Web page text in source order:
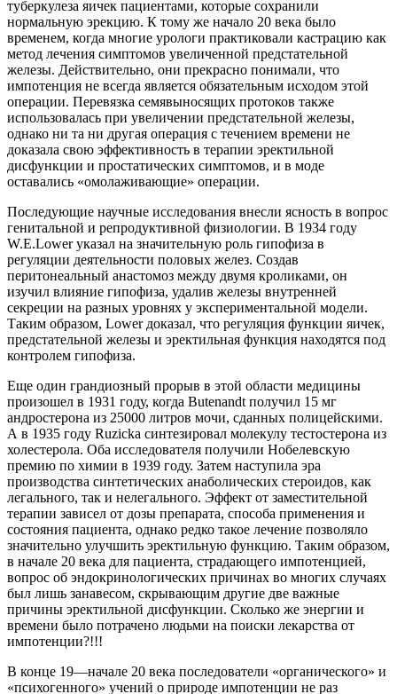
туберкулеза яичек пациентами, которые сохранили
нормальную эрекцию. К тому же начало 20 века было
временем, когда многие урологи практиковали кастрацию как
метод лечения симптомов увеличенной предстательной
железы. Действительно, они прекрасно понимали, что
импотенция не всегда является обязательным исходом этой
операции. Перевязка семявыносящих протоков также
использовалась при увеличении предстательной железы,
однако ни та ни другая операция с течением времени не
доказала свою эффективность в терапии эректильной
дисфункции и простатических симптомов, и в моде
оставались «омолаживающие» операции.
Последующие научные исследования внесли ясность в вопрос
генитальной и репродуктивной физиологии. В 1934 году
W.E.Lower указал на значительную роль гипофиза в
регуляции деятельности половых желез. Создав
перитонеальный анастомоз между двумя кроликами, он
изучил влияние гипофиза, удалив железы внутренней
секреции на разных уровнях у экспериментальной модели.
Таким образом, Lower доказал, что регуляция функции яичек,
предстательной железы и эректильная функция находятся под
контролем гипофиза.
Еще один грандиозный прорыв в этой области медицины
произошел в 1931 году, когда Butenandt получил 15 мг
андростерона из 25000 литров мочи, сданных полицейскими.
А в 1935 году Ruzicka синтезировал молекулу тестостерона из
холестерола. Оба исследователя получили Нобелевскую
премию по химии в 1939 году. Затем наступила эра
производства синтетических анаболических стероидов, как
легального, так и нелегального. Эффект от заместительной
терапии зависел от дозы препарата, способа применения и
состояния пациента, однако редко такое лечение позволяло
значительно улучшить эректильную функцию. Таким образом,
в начале 20 века для пациента, страдающего импотенцией,
вопрос об эндокринологических причинах во многих случаях
был лишь занавесом, скрывающим другие две важные
причины эректильной дисфункции. Сколько же энергии и
времени было потрачено людьми на поиски лекарства от
импотенции?!!!
В конце 19—начале 20 века последователи «органического» и
«психогенного» учений о природе импотенции не раз